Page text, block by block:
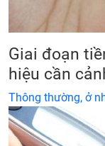
Giai đoạn
hiệu cần
Thông thường, ở